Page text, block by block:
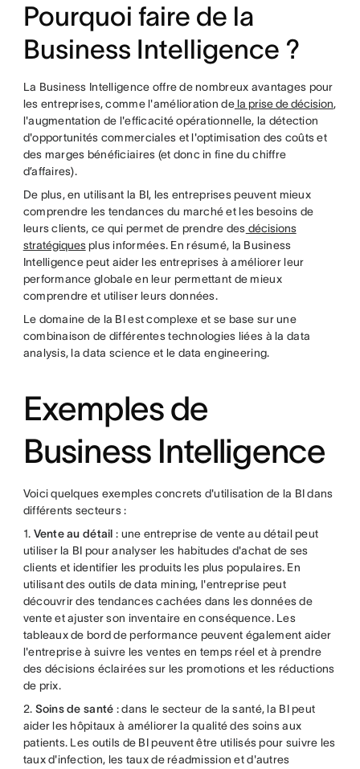
Pourquoi faire de la
Business Intelligence ?
La Business Intelligence offre de nombreux avantages pour
les entreprises, comme l'amélioration dela prise de décision,
l'augmentation de l'efficacité opérationnelle, la détection
d'opportunités commerciales et l'optimisation des coûts et
des marges bénéficiaires (et donc in fine du chiffre
d’affaires).
De plus, en utilisant la BI, les entreprises peuvent mieux
comprendre les tendances du marché et les besoins de
leurs clients, ce qui permet de prendre des décisions
stratégiquesplus informées. En résumé, la Business
Intelligence peut aider les entreprises à améliorer leur
performance globale en leur permettant de mieux
comprendre et utiliser leurs données.
Le domaine de la BI est complexe et se base sur une
combinaison de différentes technologies liées à la data
analysis, la data science et le data engineering.
Exemples de
Business Intelligence
Voici quelques exemples concrets d'utilisation de la BI dans
différents secteurs :
1. Vente au détail : une entreprise de vente au détail peut
utiliser la BI pour analyser les habitudes d'achat de ses
clients et identifier les produits les plus populaires. En
utilisant des outils de data mining, l'entreprise peut
découvrir des tendances cachées dans les données de
vente et ajuster son inventaire en conséquence. Les
tableaux de bord de performance peuvent également aider
l'entreprise à suivre les ventes en temps réel et à prendre
des décisions éclairées sur les promotions et les réductions
de prix.
2. Soins de santé : dans le secteur de la santé, la BI peut
aider les hôpitaux à améliorer la qualité des soins aux
patients. Les outils de BI peuvent être utilisés pour suivre les
taux d'infection, les taux de réadmission et d'autres